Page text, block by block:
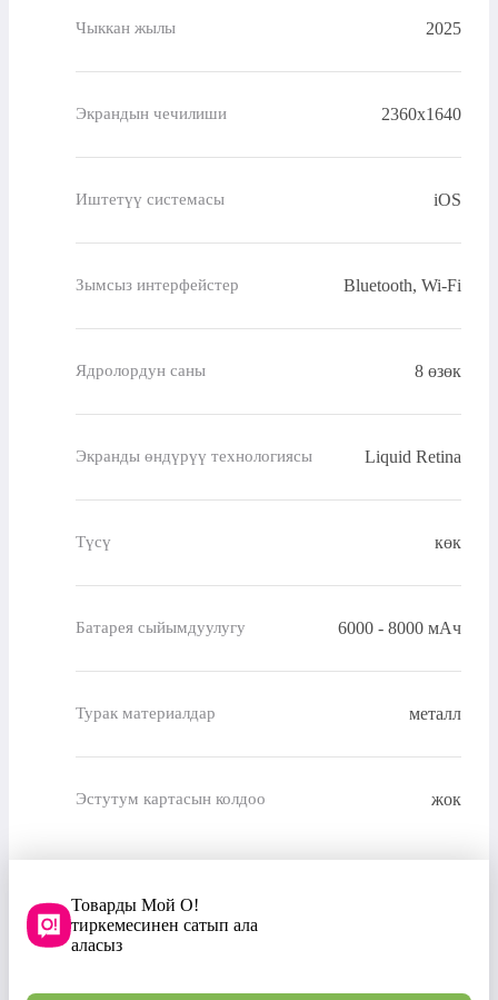
Чыккан жылы 2025
Экрандын чечилиши 2360x1640
Иштетүү системасы iOS
Зымсыз интерфейстер Bluetooth, Wi-Fi
Ядролордун саны 8 өзөк
Экранды өндүрүү технологиясы Liquid Retina
Түсү көк
Батарея сыйымдуулугу 6000 - 8000 мАч
Турак материалдар металл
Эстутум картасын колдоо жок
Товарды Мой О!
тиркемесинен сатып ала
аласыз